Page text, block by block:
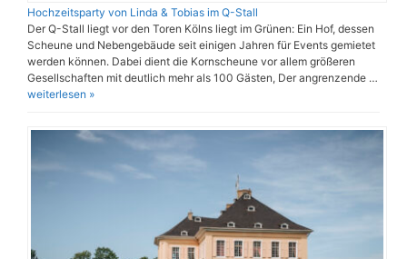
Hochzeitsparty von Linda & Tobias im Q-Stall
Der Q-Stall liegt vor den Toren Kölns liegt im Grünen: Ein Hof, dessen
Scheune und Nebengebäude seit einigen Jahren für Events gemietet
werden können. Dabei dient die Kornscheune vor allem größeren
Gesellschaften mit deutlich mehr als 100 Gästen, Der angrenzende …
weiterlesen »